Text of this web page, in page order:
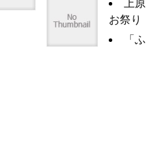
上原
お祭り
「ふ